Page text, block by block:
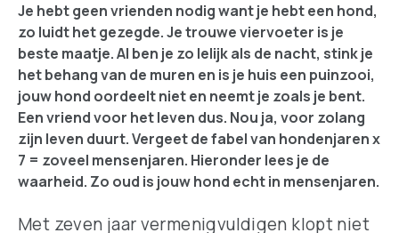
Je hebt geen vrienden nodig want je hebt een hond,
zo luidt het gezegde. Je trouwe viervoeter is je
beste maatje. Al ben je zo lelijk als de nacht, stink je
het behang van de muren en is je huis een puinzooi,
jouw hond oordeelt niet en neemt je zoals je bent.
Een vriend voor het leven dus. Nou ja, voor zolang
zijn leven duurt. Vergeet de fabel van hondenjaren x
7 = zoveel mensenjaren. Hieronder lees je de
waarheid. Zo oud is jouw hond echt in mensenjaren.
Met zeven jaar vermenigvuldigen klopt niet